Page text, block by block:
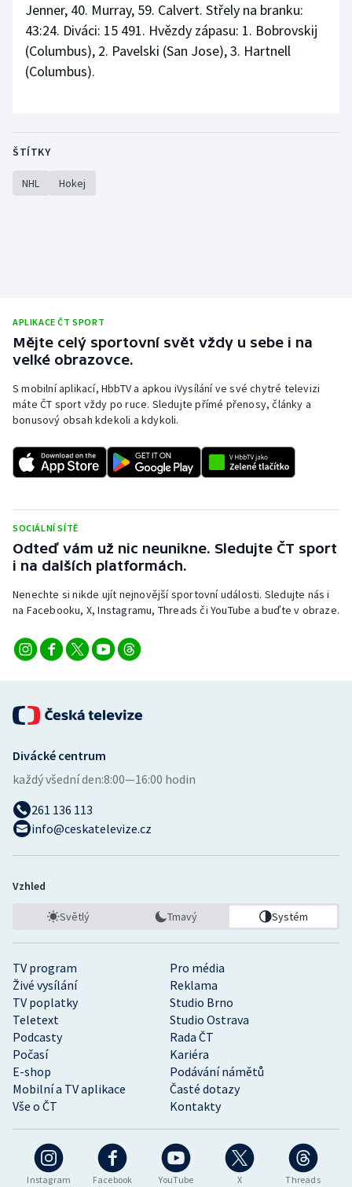
Jenner, 40. Murray, 59. Calvert. Střely na branku:
43:24. Diváci: 15 491. Hvězdy zápasu: 1. Bobrovskij
(Columbus), 2. Pavelski (San Jose), 3. Hartnell
(Columbus).
ŠTÍTKY
NHL Hokej
APLIKACE ČT SPORT
Mějte celý sportovní svět vždy u sebe i na
velké obrazovce.
S mobilní aplikací, HbbTV a apkou iVysílání ve své chytré televizi
máte ČT sport vždy po ruce. Sledujte přímé přenosy, články a
bonusový obsah kdekoli a kdykoli.
SOCIÁLNÍ SÍTĚ
Odteď vám už nic neunikne. Sledujte ČT sport
i na dalších platformách.
Nenechte si nikde ujít nejnovější sportovní události. Sledujte nás i
na Facebooku, X, Instagramu, Threads či YouTube a buďte v obraze.
Instagram Facebook YouTube X Threads
TV program
Pro média
Živé vysílání
Reklama
TV poplatky
Studio Brno
Teletext
Studio Ostrava
Podcasty
Rada ČT
Počasí
Kariéra
E-shop
Podávání námětů
Mobilní a TV aplikace
Časté dotazy
Vše o ČT
Kontakty
Divácké centrum
každý všední den:8:00—16:00 hodin
261 136 113
info@ceskatelevize.cz
Vzhled
Světlý Tmavý Systém